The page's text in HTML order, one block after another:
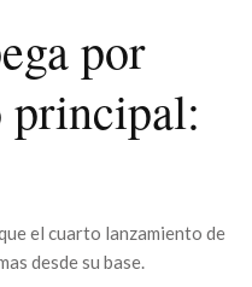
por
principal:
el cuarto lanzamiento de
desde su base.